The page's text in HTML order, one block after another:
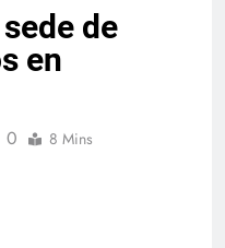
de
en
0 8 Mins